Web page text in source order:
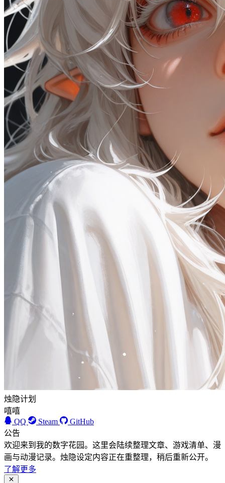
烛隐计划
嘻嘻
QQ
Steam
GitHub
公告
欢迎来到我的数字花园。这里会陆续整理文章、游戏清单、漫
画与动漫记录。烛隐设定内容正在重整理，稍后重新公开。
了解更多